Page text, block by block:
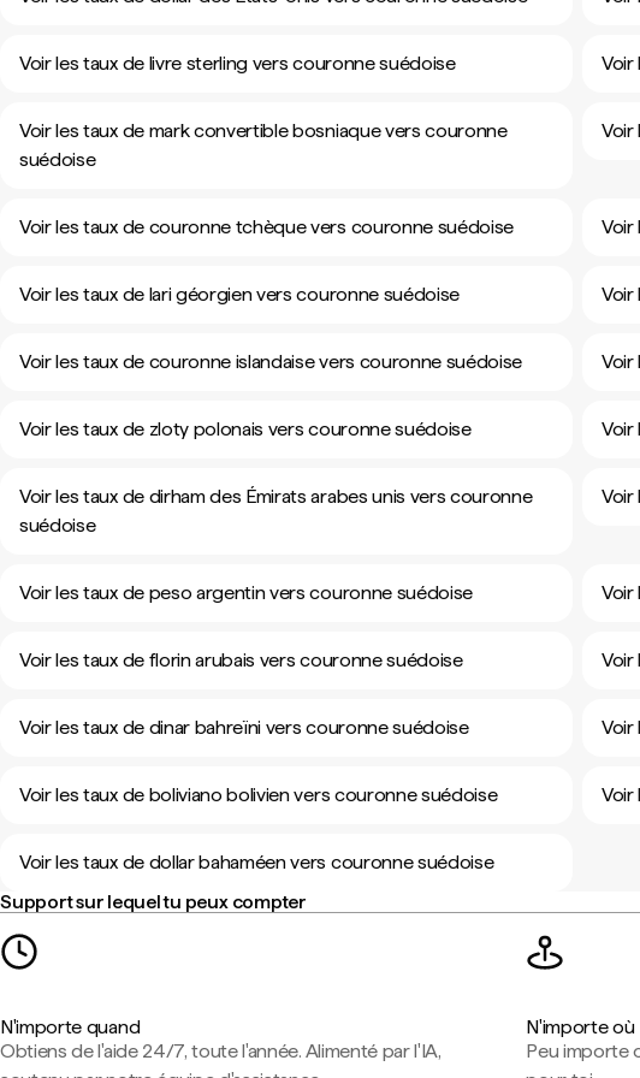
Voir les taux de livre sterling vers couronne suédoise Voir
Voir les taux de mark convertible bosniaque vers couronne
suédoise
Voir
Voir les taux de couronne tchèque vers couronne suédoise Voir
Voir les taux de lari géorgien vers couronne suédoise Voir
Voir les taux de couronne islandaise vers couronne suédoise Voir
Voir les taux de zloty polonais vers couronne suédoise Voir
Voir les taux de dirham des Émirats arabes unis vers couronne
suédoise
Voir
Voir les taux de peso argentin vers couronne suédoise Voir
Voir les taux de florin arubais vers couronne suédoise Voir
Voir les taux de dinar bahreïni vers couronne suédoise Voir
Voir les taux de boliviano bolivien vers couronne suédoise Voir
Voir les taux de dollar bahaméen vers couronne suédoise
Support sur lequel tu peux compter
N'importe quand
Obtiens de l'aide 24/7, toute l'année. Alimenté par l'IA,
N'importe où
Peu importe